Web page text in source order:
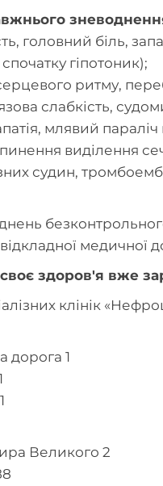
головний біль,
гіпотоник);
ритму,
слабкість,
млявий
виділення
судин,
медичної
здоров'я вже
клінік
дорога 1
Великого 2